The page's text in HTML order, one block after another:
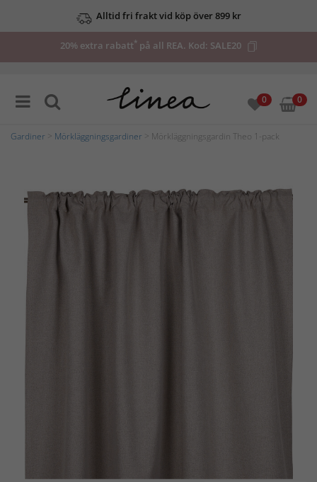
Alltid fri frakt vid köp över 899 kr
20% extra rabatt*på all REA. Kod: SALE20
0 0
Gardiner Mörkläggningsgardiner > Mörkläggningsgardin Theo 1-pack